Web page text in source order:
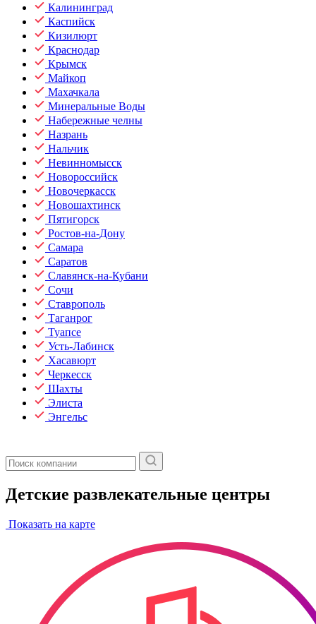
Калининград
Каспийск
Кизилюрт
Краснодар
Крымск
Майкоп
Махачкала
Минеральные Воды
Набережные челны
Назрань
Нальчик
Невинномысск
Новороссийск
Новочеркасск
Новошахтинск
Пятигорск
Ростов-на-Дону
Самара
Саратов
Славянск-на-Кубани
Сочи
Ставрополь
Таганрог
Туапсе
Усть-Лабинск
Хасавюрт
Черкесск
Шахты
Элиста
Энгельс
Детские развлекательные центры
Показать на карте